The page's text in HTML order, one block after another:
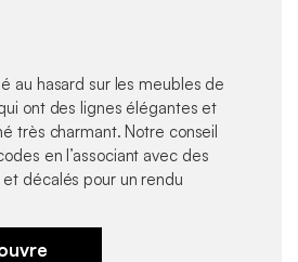
au hasard sur les meubles de
ont des lignes élégantes et
très charmant. Notre conseil
en l’associant avec des
décalés pour un rendu